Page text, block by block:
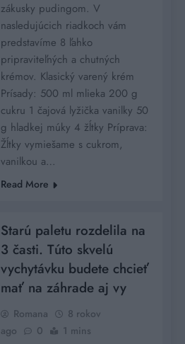
zákusky pudingom. V
nasledujúcich riadkoch vám
predstavíme 8 ľahko
pripraviteľných a chutných
krémov. Klasický varený krém
Prísady: 500 ml mlieka 200 g
cukru 1 čajová lyžička vanilky 50
g hladkej múky 4 žĺtky Príprava:
Žĺtky vymiešame s cukrom,
vanilkou a…
Read More
Starú paletu rozdelila na
3 časti. Túto skvelú
vychytávku budete chcieť
mať na záhrade aj vy
Romana
8 rokov
ago
0 1 mins